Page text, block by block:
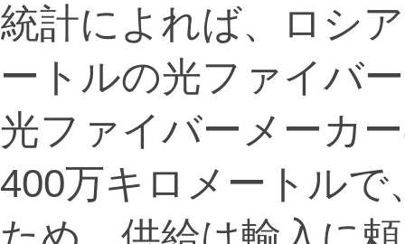
統計によれば、ロシ
ートルの光ファイバ
光ファイバーメーカ
400万キロメートル